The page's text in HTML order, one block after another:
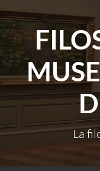
Skip
to
content
La